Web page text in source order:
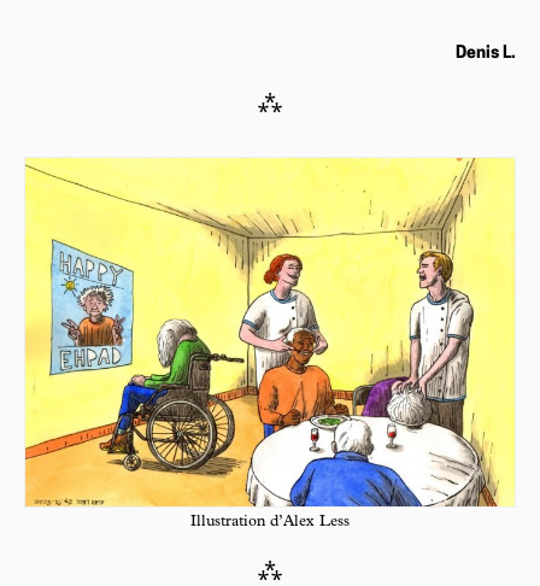
Denis L.
⁂
Illustration d’Alex Less
⁂